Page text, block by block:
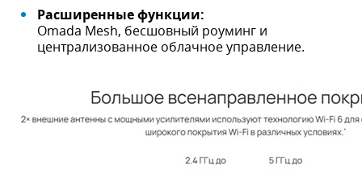
Расширенные функции:
Omada Mesh, бесшовный роуминг и
централизованное облачное управление.